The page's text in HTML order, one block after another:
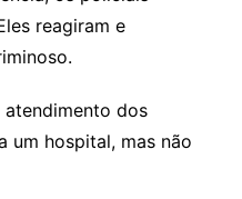
reagiram e
atendimento dos
um hospital, mas não